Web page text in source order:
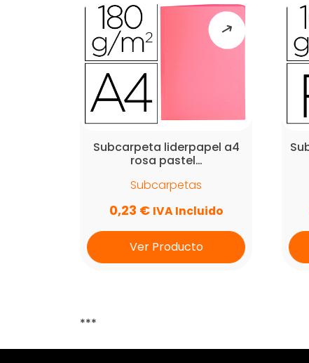
Subcarpeta liderpapel a4
rosa pastel…
Subcarpetas
0,23 € IVA Incluido
Ver Producto
***